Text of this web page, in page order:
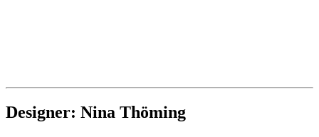
Designer: Nina Thöming